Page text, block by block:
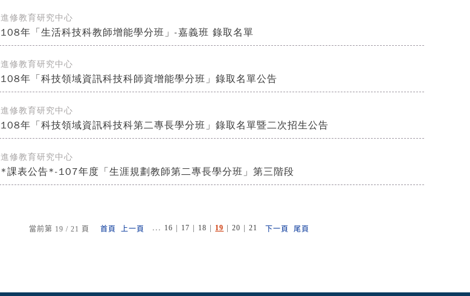
進修教育研究中心
108年「生活科技科教師增能學分班」-嘉義班 錄取名單
進修教育研究中心
108年「科技領域資訊科技科師資增能學分班」錄取名單公告
進修教育研究中心
108年「科技領域資訊科技科第二專長學分班」錄取名單暨二次招生公告
進修教育研究中心
*課表公告*-107年度「生涯規劃教師第二專長學分班」第三階段
當前第 19 / 21 頁 首頁 上一頁 ... 16 | 17 | 18 | 19 |20 |21 下一頁 尾頁